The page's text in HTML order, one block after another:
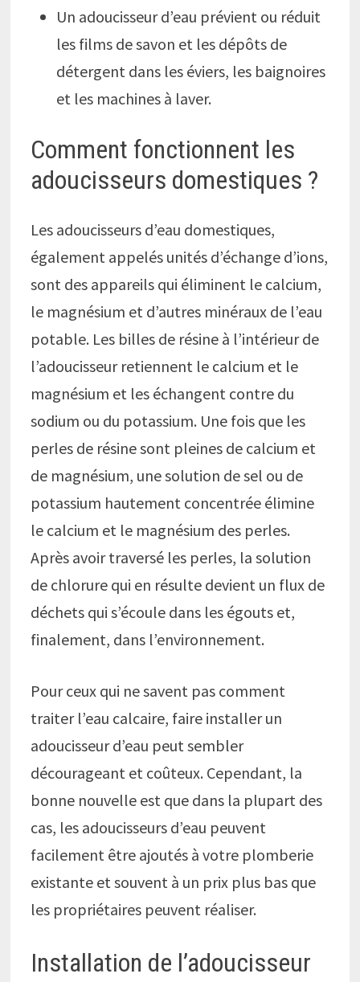
Un adoucisseur d’eau prévient ou réduit
les films de savon et les dépôts de
détergent dans les éviers, les baignoires
et les machines à laver.
Comment fonctionnent les
adoucisseurs domestiques ?
Les adoucisseurs d’eau domestiques,
également appelés unités d’échange d’ions,
sont des appareils qui éliminent le calcium,
le magnésium et d’autres minéraux de l’eau
potable. Les billes de résine à l’intérieur de
l’adoucisseur retiennent le calcium et le
magnésium et les échangent contre du
sodium ou du potassium. Une fois que les
perles de résine sont pleines de calcium et
de magnésium, une solution de sel ou de
potassium hautement concentrée élimine
le calcium et le magnésium des perles.
Après avoir traversé les perles, la solution
de chlorure qui en résulte devient un flux de
déchets qui s’écoule dans les égouts et,
finalement, dans l’environnement.
Pour ceux qui ne savent pas comment
traiter l’eau calcaire, faire installer un
adoucisseur d’eau peut sembler
décourageant et coûteux. Cependant, la
bonne nouvelle est que dans la plupart des
cas, les adoucisseurs d’eau peuvent
facilement être ajoutés à votre plomberie
existante et souvent à un prix plus bas que
les propriétaires peuvent réaliser.
Installation de l’adoucisseur